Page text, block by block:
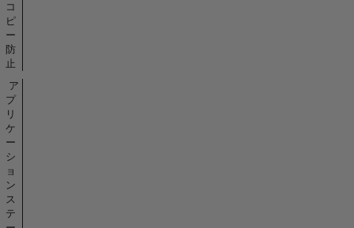
コ
ピ
ー
防
止
ア
プ
リ
ケ
ー
シ
ョ
ン
ス
テ